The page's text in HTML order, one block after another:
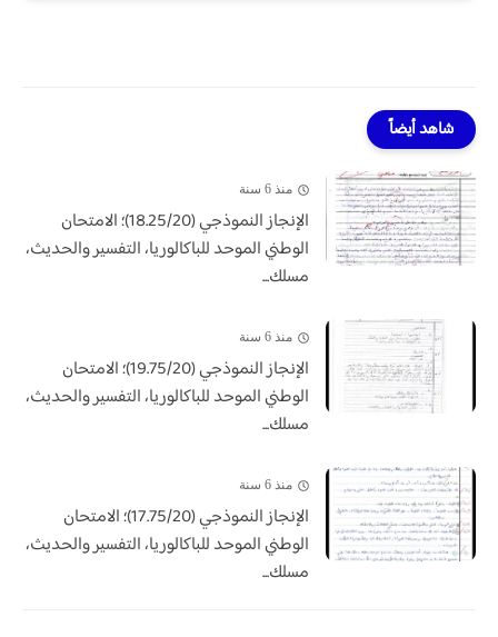
شاهد أيضاً
منذ 6 سنة
الإنجاز النموذجي (18.25/20)؛ الامتحان
الوطني الموحد للباكالوريا، التفسير والحديث،
مسلك...
منذ 6 سنة
الإنجاز النموذجي (19.75/20)؛ الامتحان
الوطني الموحد للباكالوريا، التفسير والحديث،
مسلك...
منذ 6 سنة
الإنجاز النموذجي (17.75/20)؛ الامتحان
الوطني الموحد للباكالوريا، التفسير والحديث،
مسلك...